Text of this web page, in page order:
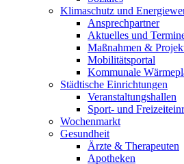
Klimaschutz und
Ansprechpartner
Aktuelles und
Maßnahmen &
Mobilitätsportal
Kommunale
Städtische Einrichtungen
Veranstaltungshallen
Sport- und
Wochenmarkt
Gesundheit
Ärzte & Therapeuten
Apotheken